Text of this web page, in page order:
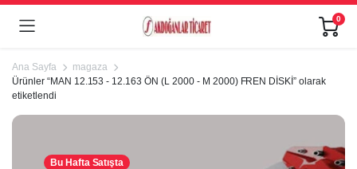
0
Ana Sayfa
magaza
Ürünler “MAN 12.153 - 12.163 ÖN (L 2000 - M 2000) FREN DİSKİ” olarak
etiketlendi
Bu Hafta Satışta